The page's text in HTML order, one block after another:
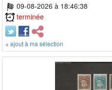
09-08-2026 à 18:46:38
terminée
+ ajout à ma sélection